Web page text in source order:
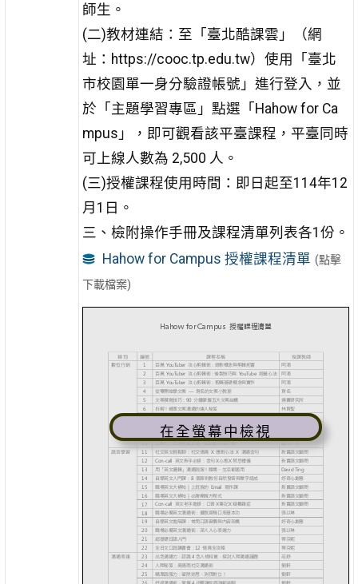
師生。
(二)教材連結：至「臺北酷課雲」（網
址：https://cooc.tp.edu.tw）使用「臺北
市校園單一身分驗證帳號」進行登入，並
於「主題學習專區」點選「Hahow for Ca
mpus」，即可觀看該平臺課程，平臺同時
可上線人數為 2,500 人。
(三)授權課程使用時間：即日起至114年12
月1日。
三、檢附操作手冊及課程清單列表各1份。
Hahow for Campus 授權課程清單 (點擊
下載檔案)
在全螢幕中檢視